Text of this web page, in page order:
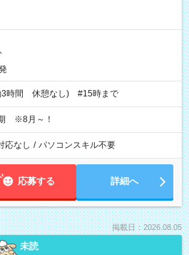
3時間 休憩なし) #15時まで
期 ※8月～！
応なし / パソコンスキル不要
応募する 詳細へ
掲載日：2026.08.05
未読